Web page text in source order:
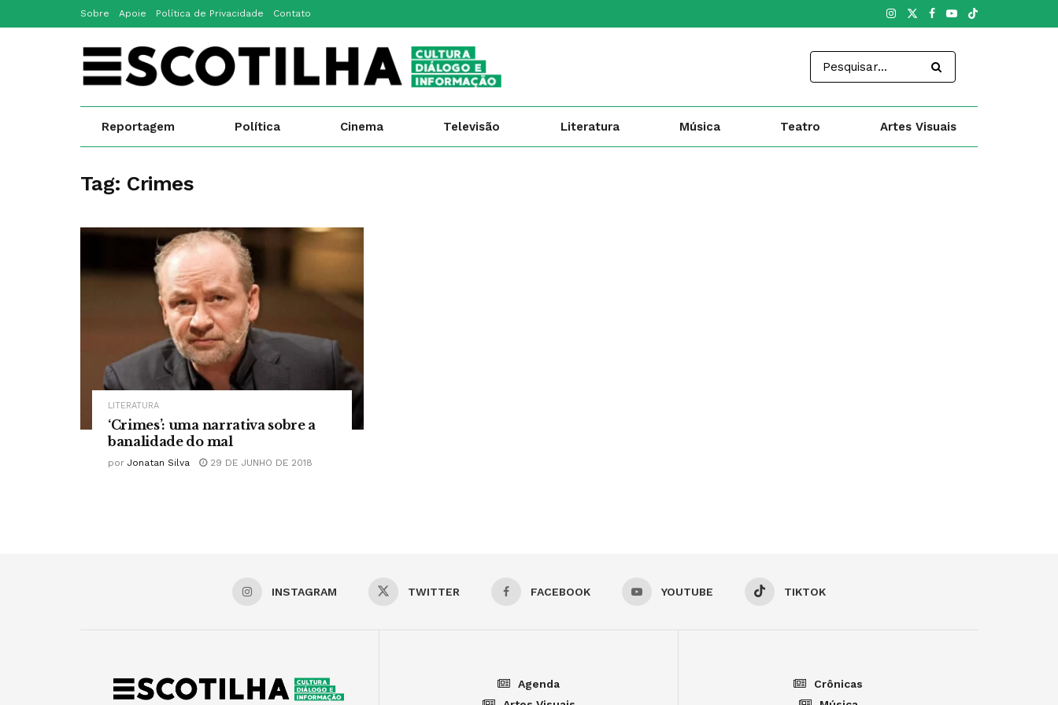
Sobre Apoie Política de Privacidade Contato
Reportagem Política Cinema Televisão Literatura Música Teatro Artes Visuais
Tag: Crimes
LITERATURA
‘Crimes’: uma narrativa sobre a
banalidade do mal
por Jonatan Silva 29 DE JUNHO DE 2018
INSTAGRAM TWITTER FACEBOOK YOUTUBE TIKTOK
Agenda
Crônicas